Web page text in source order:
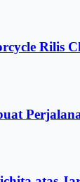
Rilis